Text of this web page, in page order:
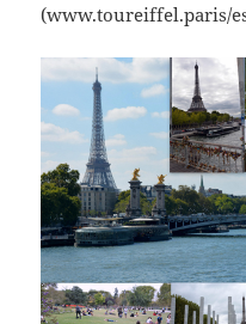
(www.toureiffel.paris/